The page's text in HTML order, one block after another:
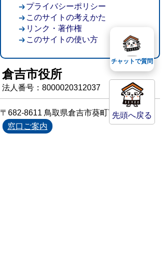
先頭へ戻る
プライバシーポリシー
このサイトの考えかた
リンク・著作権
このサイトの使い方
倉吉市役所
法人番号：8000020312037
〒682-8611 鳥取県倉吉市葵町722
窓口ご案内
チャットで質問